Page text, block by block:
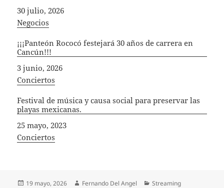
Fecha
30 julio, 2026
In relation to
Negocios
¡¡¡Panteón Rococó festejará 30 años de carrera en
Cancún!!!
Fecha
3 junio, 2026
In relation to
Conciertos
Festival de música y causa social para preservar las
playas mexicanas.
Fecha
25 mayo, 2023
In relation to
Conciertos
Publicado
19 mayo, 2026 Autor
Fernando Del Angel Categorías
Streaming